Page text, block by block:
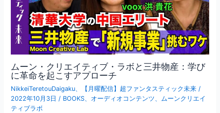
ムーン・クリエイティブ・ラボと三井物産：学び
に革命を起こすアプローチ
NikkeiTeretouDaigaku、 【月曜配信】超ファンタスティック未来 /
2022年10月3日 / BOOKS、 オーディオコンテンツ、ムーンクリエイ
ティブラボ